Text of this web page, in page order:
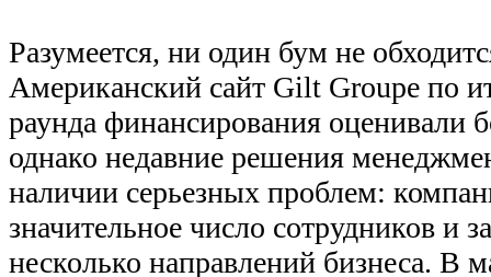
Разумеется, ни один бум не
Американский сайт Gilt Groupe по
раунда финансирования оценивали
однако недавние решения
наличии серьезных проблем:
значительное число сотрудников и
несколько направлений бизнеса. В